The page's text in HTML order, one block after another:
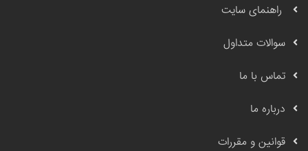
راهنمای سایت
سوالات متداول
تماس با ما
درباره ما
قوانین و مقررات